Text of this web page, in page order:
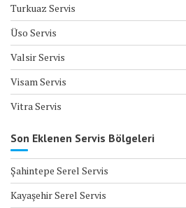
Turkuaz Servis
Üso Servis
Valsir Servis
Visam Servis
Vitra Servis
Son Eklenen Servis Bölgeleri
Şahintepe Serel Servis
Kayaşehir Serel Servis